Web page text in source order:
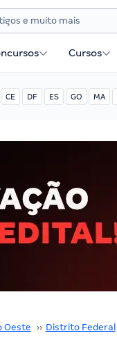
Cursos
CE DF ES GO MA
Oeste ›› Distrito Federal